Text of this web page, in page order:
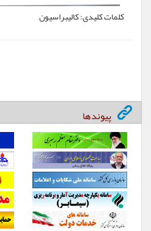
کلمات کلیدی:کالیبراسیون
پیوندها